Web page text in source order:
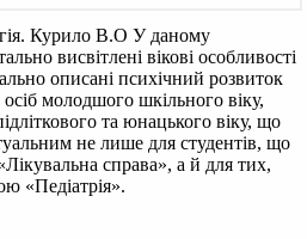
Курило В.О У даному
висвітлені вікові особливості
описані психічний розвиток
молодшого шкільного віку,
та юнацького віку, що
не лише для студентів, що
справа», а й для тих,
«Педіатрія».